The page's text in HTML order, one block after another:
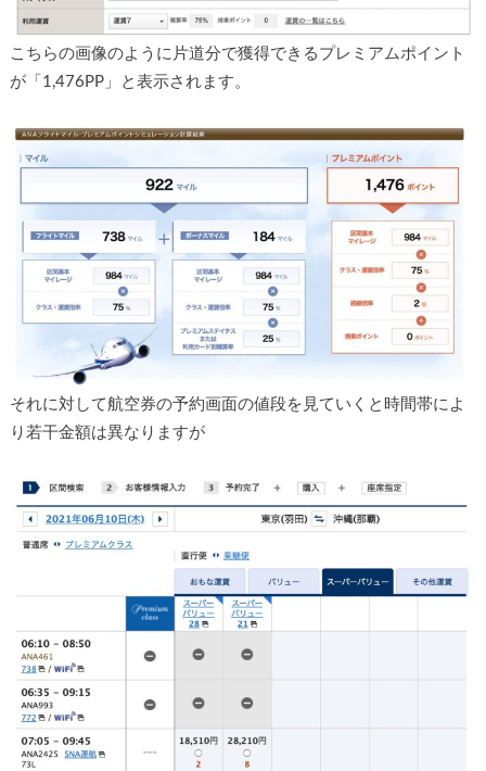
こちらの画像のように片道分で獲得できるプレミアムポイント
が「1,476PP」と表示されます。
それに対して航空券の予約画面の値段を見ていくと時間帯によ
り若干金額は異なりますが